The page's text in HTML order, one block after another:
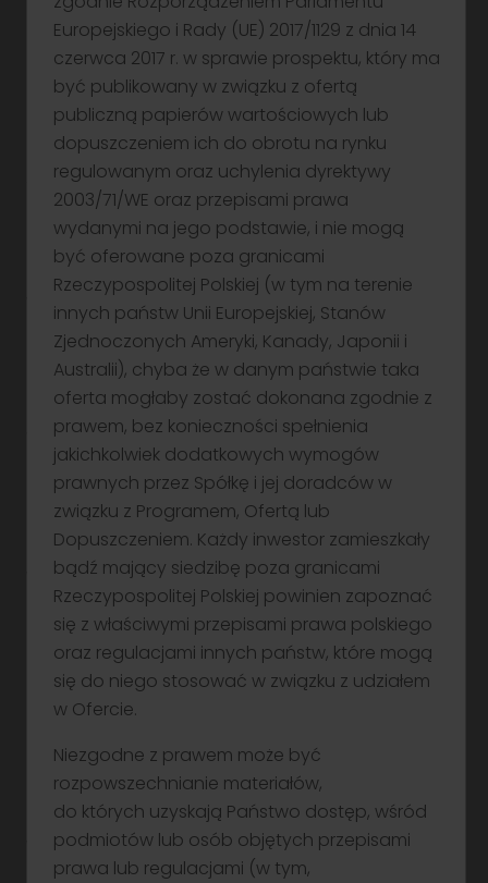
Europejskiego i Rady (UE) 2017/1129 z dnia 14
czerwca 2017 r. w sprawie prospektu, który ma
być publikowany w związku z ofertą
publiczną papierów wartościowych lub
dopuszczeniem ich do obrotu na rynku
regulowanym oraz uchylenia dyrektywy
2003/71/WE oraz przepisami prawa
wydanymi na jego podstawie, i nie mogą
być oferowane poza granicami
Rzeczypospolitej Polskiej (w tym na terenie
innych państw Unii Europejskiej, Stanów
Zjednoczonych Ameryki, Kanady, Japonii i
Australii), chyba że w danym państwie taka
oferta mogłaby zostać dokonana zgodnie z
prawem, bez konieczności spełnienia
jakichkolwiek dodatkowych wymogów
prawnych przez Spółkę i jej doradców w
związku z Programem, Ofertą lub
Dopuszczeniem. Każdy inwestor zamieszkały
bądź mający siedzibę poza granicami
Rzeczypospolitej Polskiej powinien zapoznać
się z właściwymi przepisami prawa polskiego
oraz regulacjami innych państw, które mogą
się do niego stosować w związku z udziałem
w Ofercie.
Niezgodne z prawem może być
rozpowszechnianie materiałów,
do których uzyskają Państwo dostęp, wśród
podmiotów lub osób objętych przepisami
prawa lub regulacjami (w tym,
Napisz
Zastrzeżenie prawne
*Przykładowa kalkulacja oprocentowania Obligacji
w skali roku. Do obliczeń przyjęto wartość stopy WIBOR
dla 3-miesięcznych depozytów złotówkowych
na polskim rynku międzybankowym (WIBOR 3M – stopa
bazowa), która w dniu 08.06.2026 r. wynosiła 3,86%
powiększoną o najniższy możliwy poziom marży (3,35
p.p.) z zakresu wskazanego w Ostatecznych
Warunkach Emisji Obligacji. Rzeczywisty poziom
oprocentowania Obligacji w pierwszym okresie
odsetkowym zostanie ustalony na podstawie stopy
bazowej WIBOR dla 3-miesięcznych depozytów
złotówkowych z dnia 07.07.2026 r., powiększonej
o marżę w wysokości ustalonej przez Zarząd Emitenta
w dniu warunkowego przydziału Obligacji, w oparciu
o wynik procesu składania zapisów na Obligacje.
Składając zapis inwestor zobowiązany będzie wskazać
minimalną wysokość marży akceptowaną przez
inwestora i mieszczącą się w granicach ustalonych
przez Emitenta. W kolejnych okresach odsetkowych
rzeczywista stopa bazowa, a tym samym
lub pozostać na tym samym poziomie,
co w przedstawionym przykładzie.
**Z zastrzeżeniem prawa Emitenta do wcześniejszego
wykupu Obligacji, zgodnie z Ostatecznymi Warunkami
Emisji Obligacji